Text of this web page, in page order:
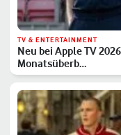
TV & ENTERTAINMENT
Neu bei Apple TV
Monatsüberb…